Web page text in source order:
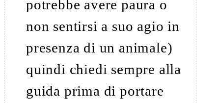
potrebbe avere paura o
non sentirsi a suo agio in
presenza di un animale)
quindi chiedi sempre alla
guida prima di portare